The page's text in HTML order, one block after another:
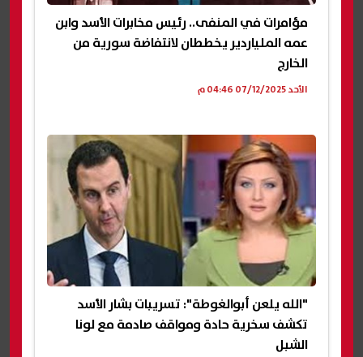
مؤامرات في المنفى.. رئيس مخابرات الأسد وابن
عمه الملياردير يخططان لانتفاضة سورية من
الخارج
الأحد 07/12/2025 04:46 م
"الله يلعن أبوالغوطة": تسريبات بشار الأسد
تكشف سخرية حادة ومواقف صادمة مع لونا
الشبل